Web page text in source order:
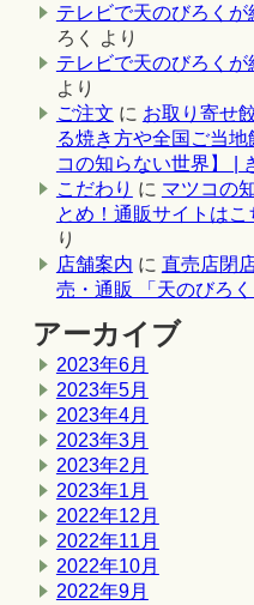
テレビで天のびろくが
ろく
より
テレビで天のびろくが
より
ご注文 に お取り寄せ
る焼き方や全国ご当
コの知らない世界】 |
こだわり に マツコの
とめ！通販サイトは
り
店舗案内 に 直売店閉
売・通販 「天のびろく
アーカイブ
2023年6月
2023年5月
2023年4月
2023年3月
2023年2月
2023年1月
2022年12月
2022年11月
2022年10月
2022年9月